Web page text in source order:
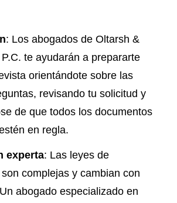
: Los abogados de Oltarsh &
te ayudarán a prepararte
orientándote sobre las
revisando tu solicitud y
de que todos los documentos
en regla.
experta: Las leyes de
complejas y cambian con
abogado especializado en